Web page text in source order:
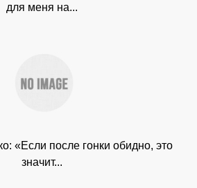
для меня на...
«Если после гонки обидно, это
значит...